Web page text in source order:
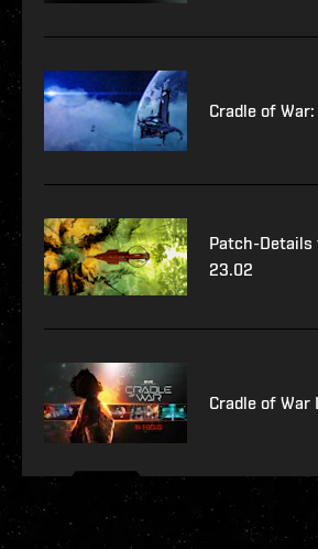
Cradle of
Patch-Details
23.02
Cradle of War